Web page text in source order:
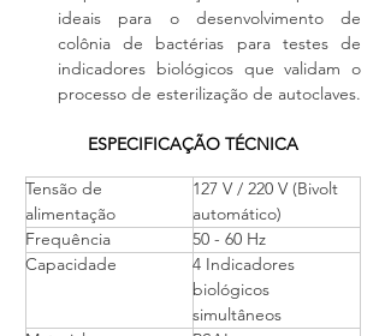
ideais para o desenvolvimento de
colônia de bactérias para testes de
indicadores biológicos que validam o
processo de esterilização de autoclaves.
ESPECIFICAÇÃO TÉCNICA
Tensão de
alimentação
127 V / 220 V (Bivolt
automático)
Frequência
50 - 60 Hz
Capacidade
4 Indicadores
biológicos
simultâneos